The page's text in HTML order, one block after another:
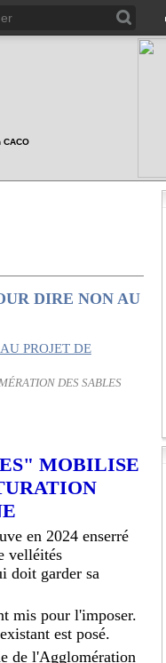
DIRE NON AU
DES SABLES
MOBILISE
en 2024 enserré
velléités
doit garder sa
mis pour l'imposer.
est posé.
de l'Agglomération